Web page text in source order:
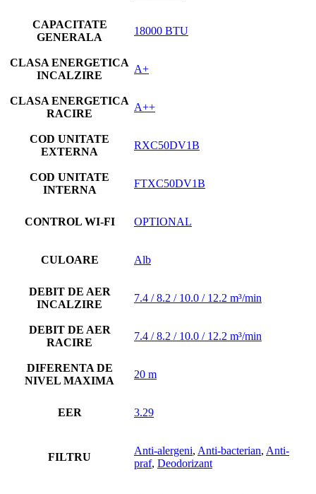
CAPACITATE
GENERALA
18000 BTU
CLASA ENERGETICA
INCALZIRE
A+
CLASA ENERGETICA
RACIRE
A++
COD UNITATE
EXTERNA
RXC50DV1B
COD UNITATE
INTERNA
FTXC50DV1B
CONTROL WI-FI OPTIONAL
CULOARE Alb
DEBIT DE AER
INCALZIRE
7.4 / 8.2 / 10.0 / 12.2 m³/min
DEBIT DE AER
RACIRE
7.4 / 8.2 / 10.0 / 12.2 m³/min
DIFERENTA DE
NIVEL MAXIMA
20 m
EER 3.29
FILTRU
Anti-alergeni, Anti-bacterian, Anti-
praf, Deodorizant